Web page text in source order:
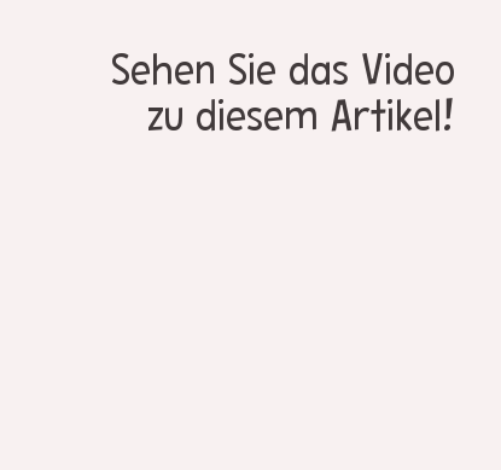
Sehen Sie das Video
zu diesem Artikel!